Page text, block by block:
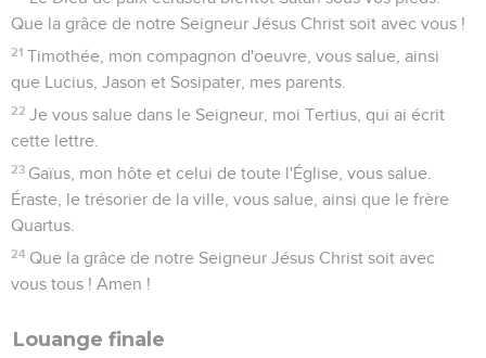
Que la grâce de notre Seigneur Jésus Christ soit avec vous !
21 Timothée, mon compagnon d'oeuvre, vous salue, ainsi
que Lucius, Jason et Sosipater, mes parents.
22 Je vous salue dans le Seigneur, moi Tertius, qui ai écrit
cette lettre.
23 Gaïus, mon hôte et celui de toute l'Église, vous salue.
Éraste, le trésorier de la ville, vous salue, ainsi que le frère
Quartus.
24 Que la grâce de notre Seigneur Jésus Christ soit avec
vous tous ! Amen !
Louange finale